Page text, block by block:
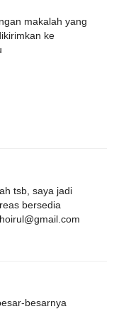
makalah yang
ke
tsb, saya jadi
bersedia
besarnya